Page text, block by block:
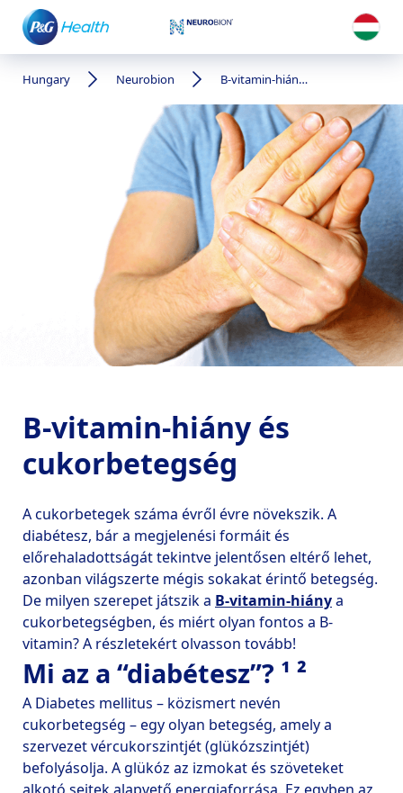
Hungary Neurobion B-vitamin-hiány és cukorbetegség
B-vitamin-hiány és
cukorbetegség
A cukorbetegek száma évről évre növekszik. A
diabétesz, bár a megjelenési formáit és
előrehaladottságát tekintve jelentősen eltérő lehet,
azonban világszerte mégis sokakat érintő betegség.
De milyen szerepet játszik a B-vitamin-hiány a
cukorbetegségben, és miért olyan fontos a B-
Mi az a “diabétesz”? ¹ ²
A Diabetes mellitus – közismert nevén
cukorbetegség – egy olyan betegség, amely a
szervezet vércukorszintjét (glükózszintjét)
befolyásolja. A glükóz az izmokat és szöveteket
alkotó sejtek alapvető energiaforrása. Ez egyben az